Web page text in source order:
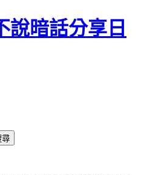
說暗話分享日